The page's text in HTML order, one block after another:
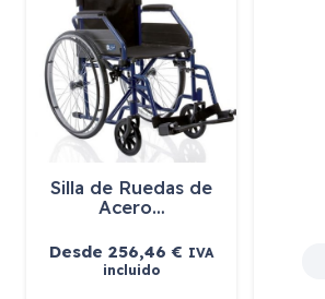
Silla de Ruedas de
Acero…
Desde 256,46€ IVA
incluido